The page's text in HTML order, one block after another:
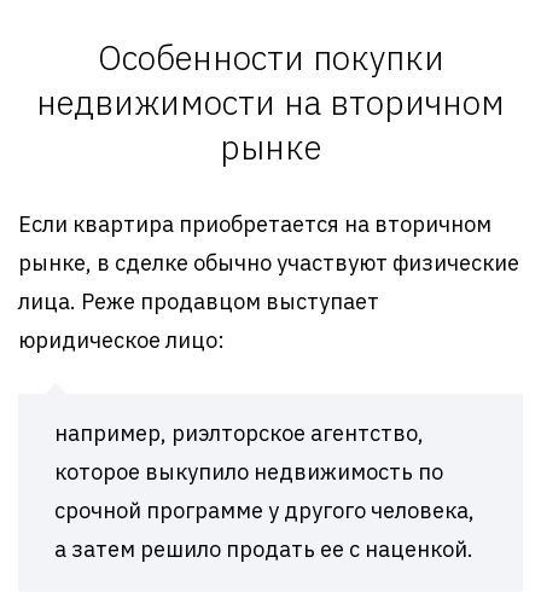
Особенности покупки
недвижимости на вторичном
рынке
Если квартира приобретается на вторичном
рынке, в сделке обычно участвуют физические
лица. Реже продавцом выступает
юридическое лицо:
например, риэлторское агентство,
которое выкупило недвижимость по
срочной программе у другого человека,
а затем решило продать ее с наценкой.